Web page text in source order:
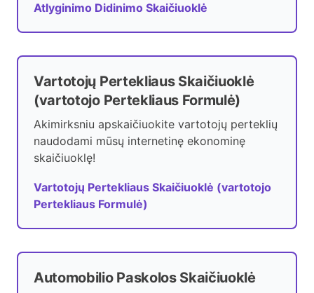
Atlyginimo Didinimo Skaičiuoklė
Vartotojų Pertekliaus Skaičiuoklė
(vartotojo Pertekliaus Formulė)
Akimirksniu apskaičiuokite vartotojų perteklių
naudodami mūsų internetinę ekonominę
skaičiuoklę!
Vartotojų Pertekliaus Skaičiuoklė (vartotojo
Pertekliaus Formulė)
Automobilio Paskolos Skaičiuoklė